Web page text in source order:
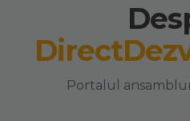
Portalul